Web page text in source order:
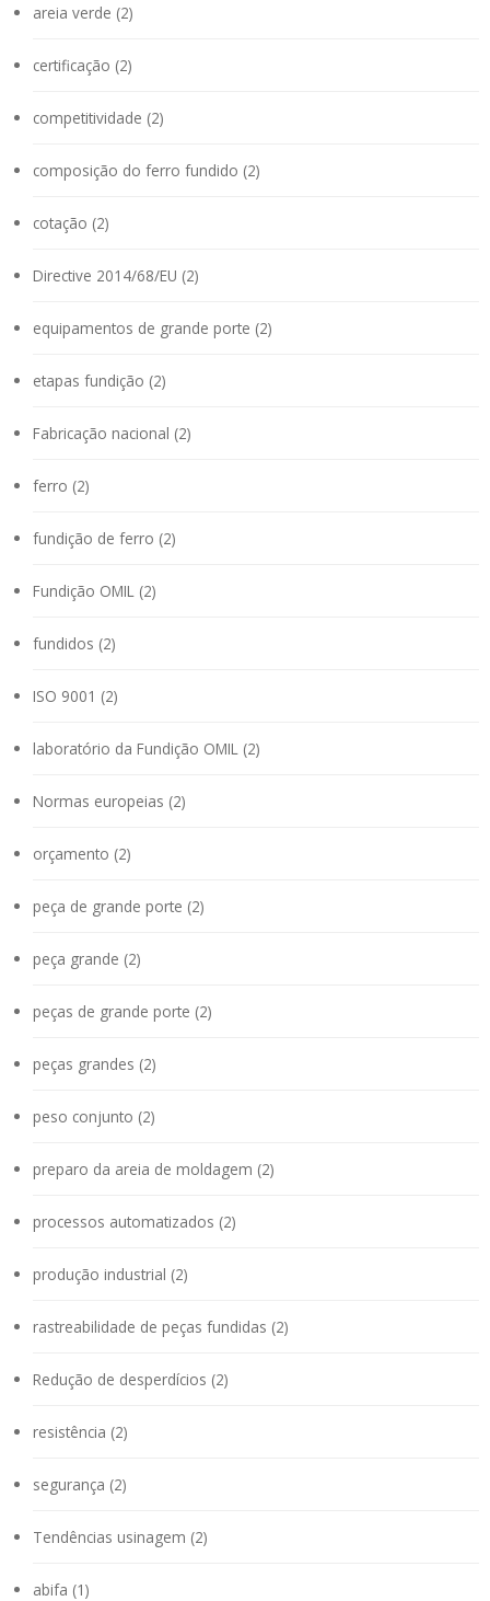
areia verde (2)
certificação (2)
competitividade (2)
composição do ferro fundido (2)
cotação (2)
Directive 2014/68/EU (2)
equipamentos de grande porte (2)
etapas fundição (2)
Fabricação nacional (2)
ferro (2)
fundição de ferro (2)
Fundição OMIL (2)
fundidos (2)
ISO 9001 (2)
laboratório da Fundição OMIL (2)
Normas europeias (2)
orçamento (2)
peça de grande porte (2)
peça grande (2)
peças de grande porte (2)
peças grandes (2)
peso conjunto (2)
preparo da areia de moldagem (2)
processos automatizados (2)
produção industrial (2)
rastreabilidade de peças fundidas (2)
Redução de desperdícios (2)
resistência (2)
segurança (2)
Tendências usinagem (2)
abifa (1)